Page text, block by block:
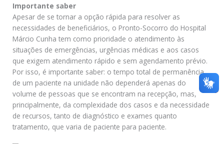
Importante saber
Apesar de se tornar a opção rápida para resolver as
necessidades de beneficiários, o Pronto-Socorro do Hospital
Márcio Cunha tem como prioridade o atendimento às
situações de emergências, urgências médicas e aos casos
que exigem atendimento rápido e sem agendamento prévio.
Por isso, é importante saber: o tempo total de permanência
de um paciente na unidade não dependerá apenas do
volume de pessoas que se encontram na recepção, mas,
principalmente, da complexidade dos casos e da necessidade
de recursos, tanto de diagnóstico e exames quanto
tratamento, que varia de paciente para paciente.